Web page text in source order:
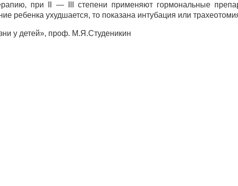
при II — III степени применяют гормональные
ребенка ухудшается, то показана интубация или
у детей», проф. М.Я.Студеникин